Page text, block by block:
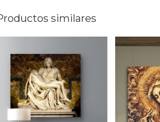
similares